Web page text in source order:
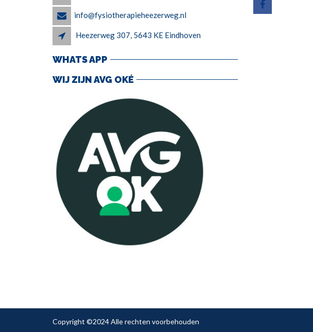
info@fysiotherapieheezerweg.nl
Heezerweg 307, 5643 KE Eindhoven
WHATS APP
WIJ ZIJN AVG OKÉ
Copyright ©2024 Alle rechten voorbehouden